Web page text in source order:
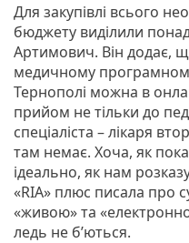
Для закупівлі всього
бюджету виділили
Артимович. Він додає,
медичному
Тернополі можна в
прийом не тільки до
спеціаліста – лікаря
там немає. Хоча, як
ідеально, як нам
«RIA» плюс писала про
«живою» та
ледь не б’ються.